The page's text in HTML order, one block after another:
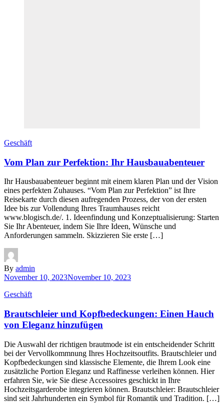
Geschäft
Vom Plan zur Perfektion: Ihr Hausbauabenteuer
Ihr Hausbauabenteuer beginnt mit einem klaren Plan und der Vision
eines perfekten Zuhauses. “Vom Plan zur Perfektion” ist Ihre
Reisekarte durch diesen aufregenden Prozess, der von der ersten
Idee bis zur Vollendung Ihres Traumhauses reicht
www.blogisch.de/. 1. Ideenfindung und Konzeptualisierung: Starten
Sie Ihr Abenteuer, indem Sie Ihre Ideen, Wünsche und
Anforderungen sammeln. Skizzieren Sie erste […]
By admin
November 10, 2023November 10, 2023
Geschäft
Brautschleier und Kopfbedeckungen: Einen Hauch
von Eleganz hinzufügen
Die Auswahl der richtigen brautmode ist ein entscheidender Schritt
bei der Vervollkommnung Ihres Hochzeitsoutfits. Brautschleier und
Kopfbedeckungen sind klassische Elemente, die Ihrem Look eine
zusätzliche Portion Eleganz und Raffinesse verleihen können. Hier
erfahren Sie, wie Sie diese Accessoires geschickt in Ihre
Hochzeitsgarderobe integrieren können. Brautschleier: Brautschleier
sind seit Jahrhunderten ein Symbol für Romantik und Tradition. […]